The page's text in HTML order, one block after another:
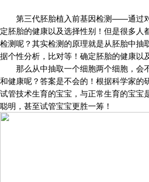
第三代胚胎植入前基因检测——通过
定胚胎的健康以及选择性别！但是很多人
检测呢？其实检测的原理就是从胚胎中抽
据个性分析，比对等！确定胚胎的健康以
那么从中抽取一个细胞两个细胞，会
和健康呢？答案是不会的！根据科学家的
试管技术生育的宝宝，与正常生育的宝宝
聪明，甚至试管宝宝更胜一筹！